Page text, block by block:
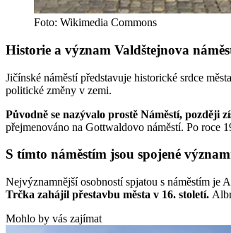
Foto: Wikimedia Commons
Historie a význam Valdštejnova
Jičínské náměstí představuje historické srdce
politické změny v zemi.
Původně se nazývalo prostě Náměstí, později
přejmenováno na Gottwaldovo náměstí. Po roce
S tímto náměstím jsou spojené
Nejvýznamnější osobností spjatou s náměstím je
Trčka zahájil přestavbu města v 16. století.
Mohlo by vás zajímat